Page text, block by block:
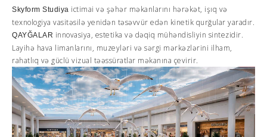
Skyform Studiya ictimai və şəhər məkanlarını hərəkət, işıq və
texnologiya vasitəsilə yenidən təsəvvür edən kinetik qurğular yaradır.
QAYĞALAR innovasiya, estetika və dəqiq mühəndisliyin sintezidir.
Layihə hava limanlarını, muzeyləri və sərgi mərkəzlərini ilham,
rahatlıq və güclü vizual təəssüratlar məkanına çevirir.